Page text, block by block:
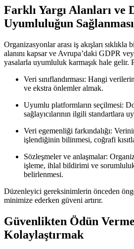
Farklı Yargı Alanları ve
Uyumluluğun Sağlanması
Organizasyonlar arası iş akışları sıklıkla
alanını kapsar ve Avrupa’daki GDPR
yasalarla uyumluluk karmaşık hale gelir.
Veri sınıflandırması: Hangi
ve ekstra önlemler almak.
Uyumlu platformların seçilmesi:
sağlayıcılarının ilgili standartlara
Veri egemenliği farkındalığı:
işlendiğinin bilinmesi, coğrafi
Sözleşmeler ve anlaşmalar:
işleme, ihlal bildirimi ve
belirlenmesi.
Düzenleyici gereksinimlerin önceden
minimize ederken güveni artırır.
Güvenlikten Ödün
Kolaylaştırmak